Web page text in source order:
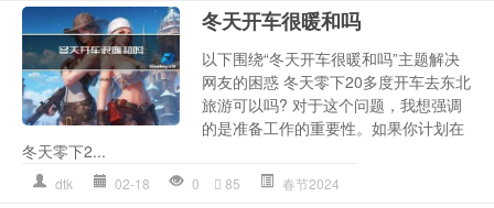
冬天开车很暖和吗
以下围绕“冬天开车很暖和吗”主题解决
网友的困惑 冬天零下20多度开车去东北
旅游可以吗? 对于这个问题，我想强调
的是准备工作的重要性。如果你计划在
冬天零下2...
dtk 02-18 0 85 春节2024